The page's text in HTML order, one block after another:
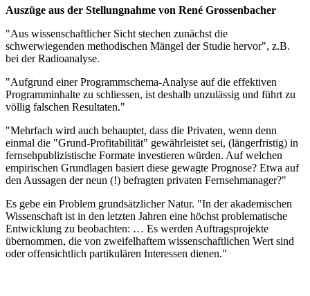
Auszüge aus der Stellungnahme von René Grossenbacher
"Aus wissenschaftlicher Sicht stechen zunächst die
schwerwiegenden methodischen Mängel der Studie hervor", z.B.
bei der Radioanalyse.
"Aufgrund einer Programmschema-Analyse auf die effektiven
Programminhalte zu schliessen, ist deshalb unzulässig und führt zu
völlig falschen Resultaten."
"Mehrfach wird auch behauptet, dass die Privaten, wenn denn
einmal die "Grund-Profitabilität" gewährleistet sei, (längerfristig) in
fernsehpublizistische Formate investieren würden. Auf welchen
empirischen Grundlagen basiert diese gewagte Prognose? Etwa auf
den Aussagen der neun (!) befragten privaten Fernsehmanager?"
Es gebe ein Problem grundsätzlicher Natur. "In der akademischen
Wissenschaft ist in den letzten Jahren eine höchst problematische
Entwicklung zu beobachten: … Es werden Auftragsprojekte
übernommen, die von zweifelhaftem wissenschaftlichen Wert sind
oder offensichtlich partikulären Interessen dienen."